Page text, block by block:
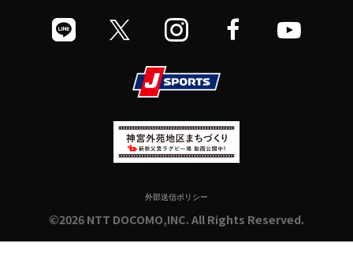
外部送信ポリシー
©2026 NTT DOCOMO,INC. All Rights Reserved.